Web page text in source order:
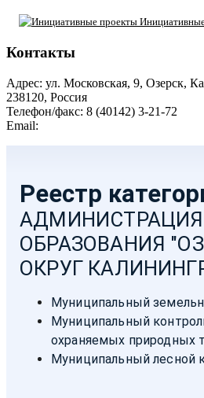
Контакты
Адрес: ул. Московская, 9, Озерск,
238120, Россия
Телефон/факс: 8 (40142) 3-21-72
Email: